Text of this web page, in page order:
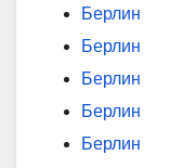
Берлин
Берлин
Берлин
Берлин
Берлин